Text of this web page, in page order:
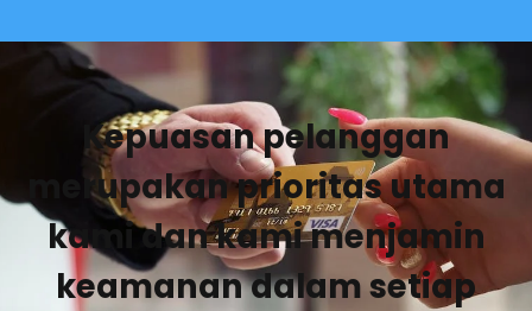
Kepuasan pelanggan
merupakan prioritas utama
kami dan kami menjamin
keamanan dalam setiap